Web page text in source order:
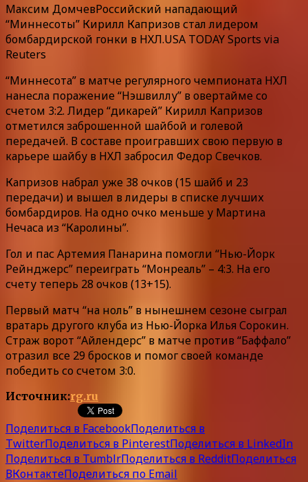
Максим ДомчевРоссийский нападающий
“Миннесоты” Кирилл Капризов стал лидером
бомбардирской гонки в НХЛ.USA TODAY Sports via
Reuters
“Миннесота” в матче регулярного чемпионата НХЛ
нанесла поражение “Нэшвиллу” в овертайме со
счетом 3:2. Лидер “дикарей” Кирилл Капризов
отметился заброшенной шайбой и голевой
передачей. В составе проигравших свою первую в
карьере шайбу в НХЛ забросил Федор Свечков.
Капризов набрал уже 38 очков (15 шайб и 23
передачи) и вышел в лидеры в списке лучших
бомбардиров. На одно очко меньше у Мартина
Нечаса из “Каролины”.
Гол и пас Артемия Панарина помогли “Нью-Йорк
Рейнджерс” переиграть “Монреаль” – 4:3. На его
счету теперь 28 очков (13+15).
Первый матч “на ноль” в нынешнем сезоне сыграл
вратарь другого клуба из Нью-Йорка Илья Сорокин.
Страж ворот “Айлендерс” в матче против “Баффало”
отразил все 29 бросков и помог своей команде
победить со счетом 3:0.
Источник:rg.ru
Поделиться в FacebookПоделиться в
TwitterПоделиться в PinterestПоделиться в LinkedIn
Поделиться в TumblrПоделиться в RedditПоделиться
ВКонтактеПоделиться по Email